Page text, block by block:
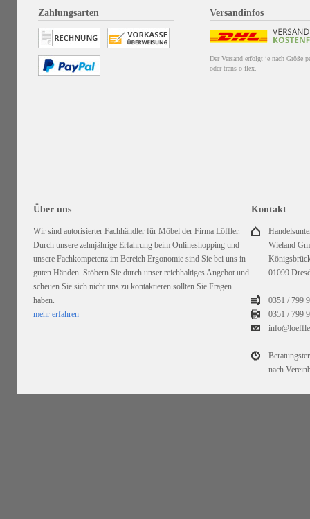
Zahlungsarten Versandinfos
Der Versand erfolgt je nach Größe
oder trans-o-flex.
Über uns
Wir sind autorisierter Fachhändler für Möbel der Firma Löffler.
Durch unsere zehnjährige Erfahrung beim Onlineshopping und
unsere Fachkompetenz im Bereich Ergonomie sind Sie bei uns in
guten Händen. Stöbern Sie durch unser reichhaltiges Angebot und
scheuen Sie sich nicht uns zu kontaktieren sollten Sie Fragen
haben.
mehr erfahren
Kontakt
Wieland
01099
0351 / 799
0351 /799
nach